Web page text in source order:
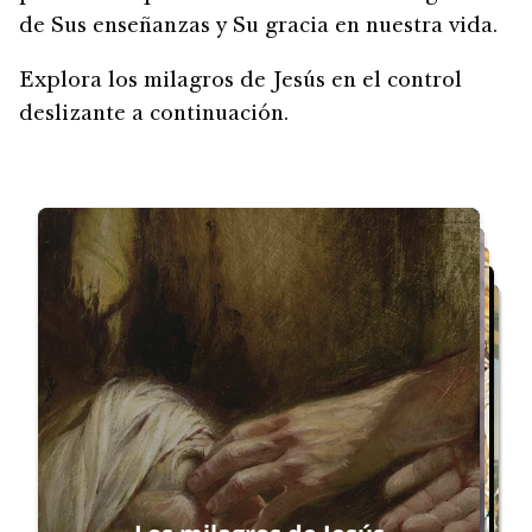
de Sus enseñanzas y Su gracia en nuestra vida.
Explora los milagros de Jesús en el control
deslizante a continuación.
Reiniciar